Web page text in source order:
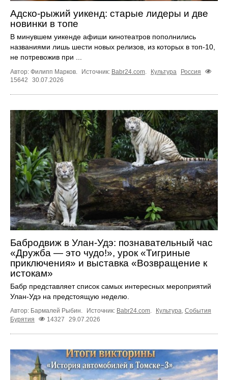
Адско-рыжий уикенд: старые лидеры и две
новинки в топе
В минувшем уикенде афиши кинотеатров пополнились
названиями лишь шести новых релизов, из которых в топ‑10,
не потревожив при ...
Автор: Филипп Марков. Источник: Babr24.com Культура
Россия
15642
30.07.2026
Бабродвиж в Улан-Удэ: познавательный час
«Дружба — это чудо!», урок «Тигриные
приключения» и выставка «Возвращение к
истокам»
Бабр представляет список самых интересных мероприятий
Улан-Удэ на предстоящую неделю.
Автор: Бармалей Рыбин. Источник: Babr24.com. Культура, События
Бурятия
14327 29.07.2026